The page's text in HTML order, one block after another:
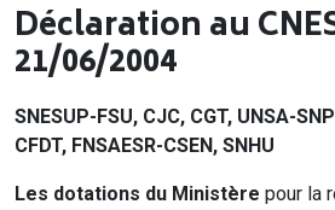
Déclaration au
21/06/2004
SNESUP-FSU, CJC, CGT, UNSA-
CFDT, FNSAESR-CSEN, SNHU
Les dotations du Ministère pour la